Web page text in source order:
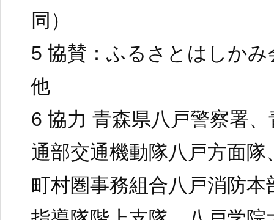
同）
5 協賛：ふるさとはしか
他
6 協力 青森県八戸警察署
通部交通機動隊八戸方面隊
町村圏事務組合八戸消防本